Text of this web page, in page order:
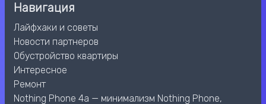
Навигация
Лайфхаки и советы
Новости партнеров
Обустройство квартиры
Интересное
Ремонт
Nothing Phone 4a — минимализм Nothing Phone,